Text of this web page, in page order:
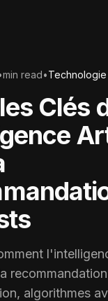
min read•
Clés
algorithmes